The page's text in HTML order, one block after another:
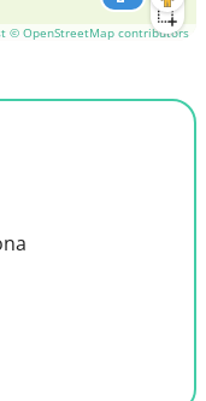
© OpenStreetMap contributors